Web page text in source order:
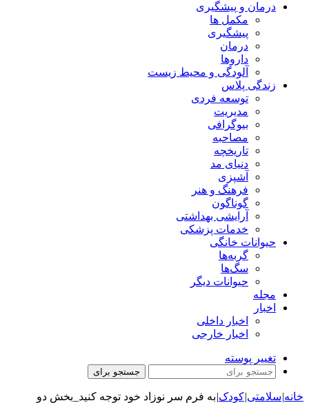
درمان و پیشگیری
مکمل ها
پیشگیری
درمان
داروها
آلودگی و محیط زیست
زندگی پلاس
توسعه فردی
مدیریت
بیوگرافی
مصاحبه
تاریخچه
دنیای مد
آشپزی
فرهنگ و هنر
گوناگون
آرایشی بهداشتی
خدمات پزشکی
حیوانات خانگی
گربه‌ها
سگ‌ها
حیوانات دیگر
مجله
اخبار
اخبار داخلی
اخبار خارجی
تغییر پوسته
جستجو برای
خانه|سلامتی|کودک|به فرم سر نوزاد خود توجه کنید_بخش دو